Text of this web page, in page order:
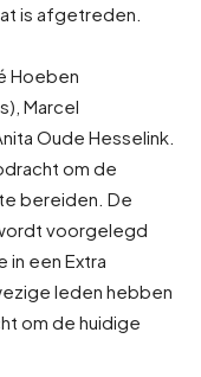
is afgetreden.
Hoeben
Marcel
Oude Hesselink.
om de
bereiden. De
voorgelegd
in een Extra
leden hebben
om de huidige